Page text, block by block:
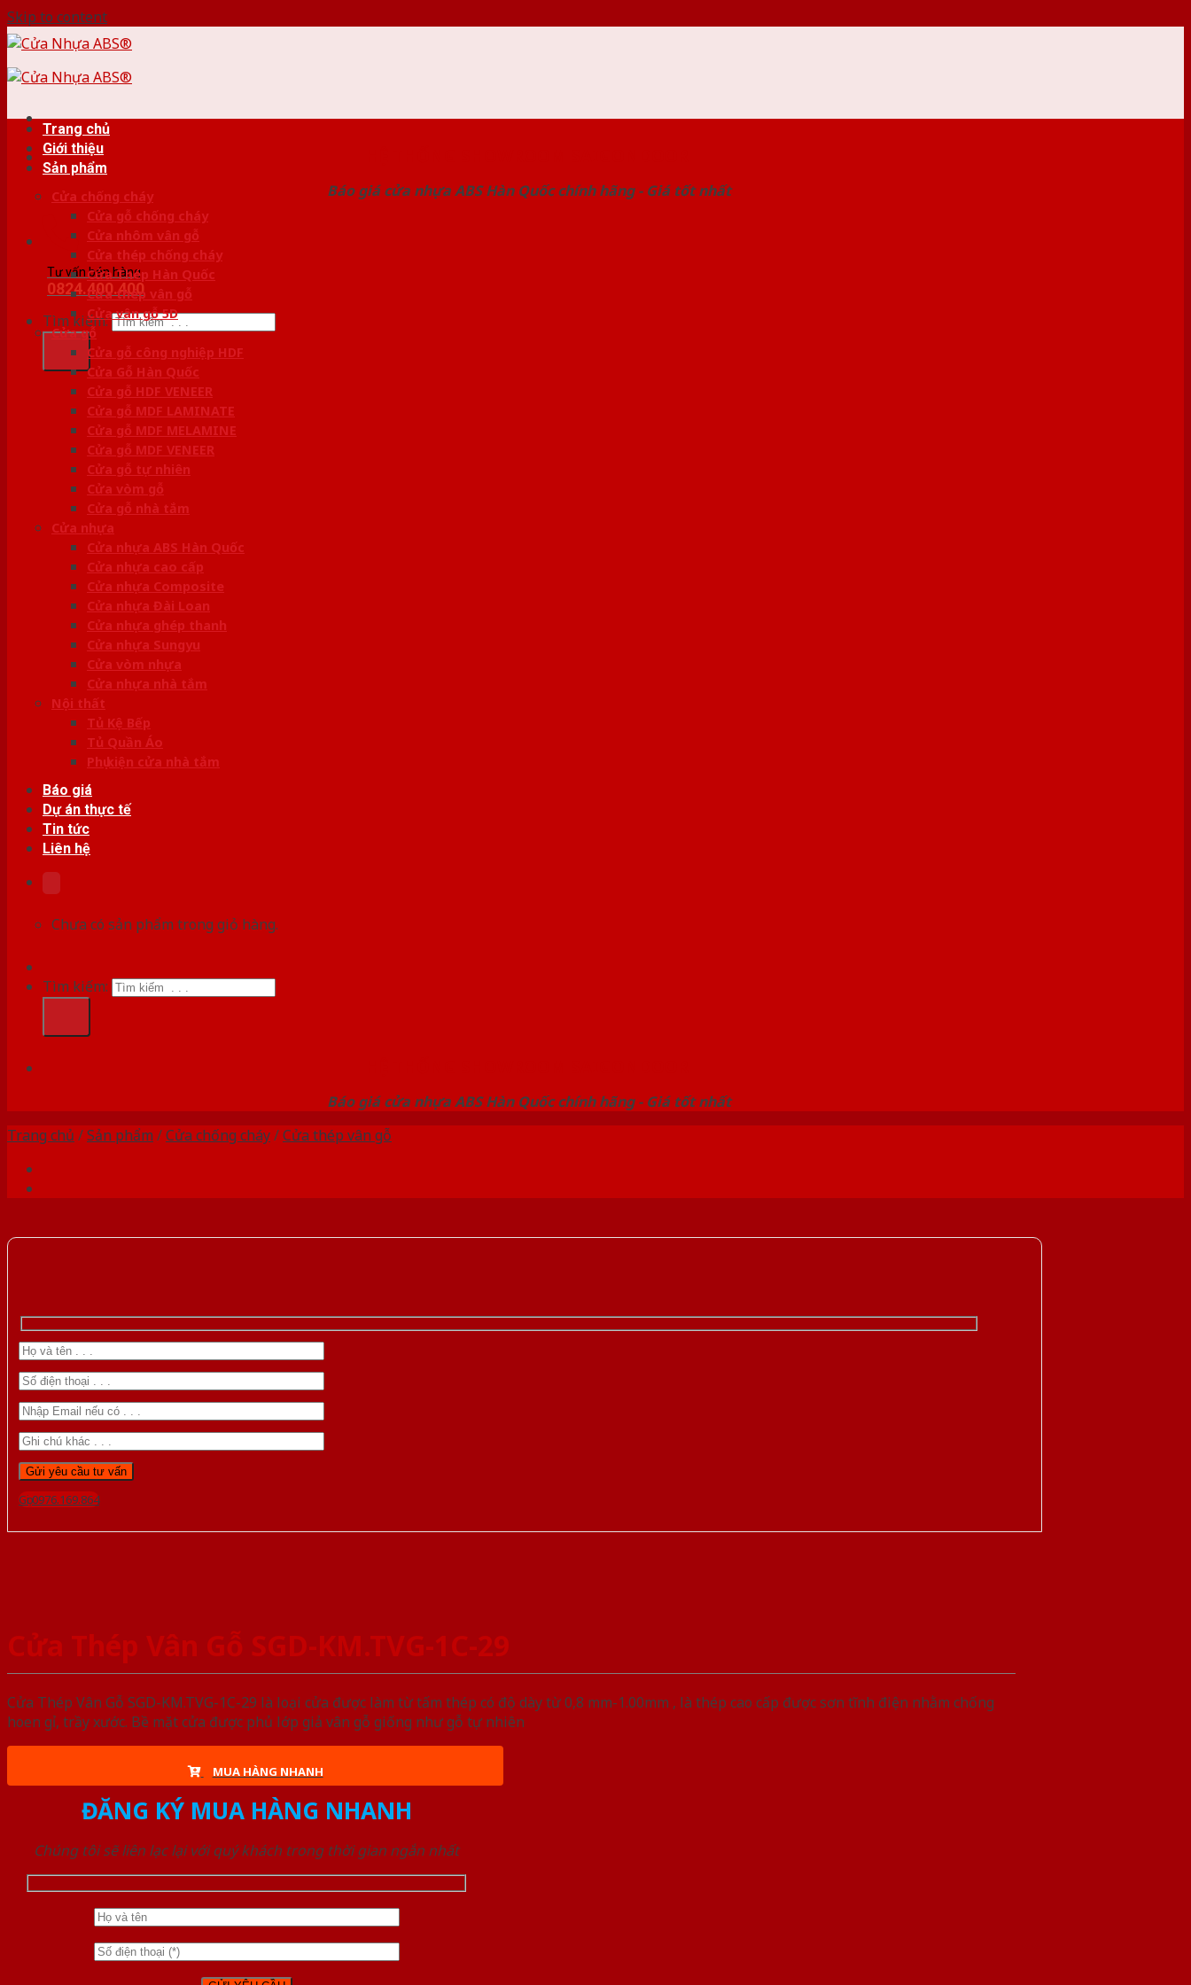
Skip to content
Báo giá cửa nhựa ABS Hàn Quốc chính hãng - Giá tốt nhất
Tư vấn bán hàng
0824.400.400
Tìm kiếm:
Trang chủ
Giới thiệu
Sản phẩm
Cửa chống cháy
Cửa gỗ chống cháy
Cửa nhôm vân gỗ
Cửa thép chống cháy
Cửa Thép Hàn Quốc
Cửa thép vân gỗ
Cửa vân gỗ 5D
Cửa gỗ
Cửa gỗ công nghiệp HDF
Cửa Gỗ Hàn Quốc
Cửa gỗ HDF VENEER
Cửa gỗ MDF LAMINATE
Cửa gỗ MDF MELAMINE
Cửa gỗ MDF VENEER
Cửa gỗ tự nhiên
Cửa vòm gỗ
Cửa gỗ nhà tắm
Cửa nhựa
Cửa nhựa ABS Hàn Quốc
Cửa nhựa cao cấp
Cửa nhựa Composite
Cửa nhựa Đài Loan
Cửa nhựa ghép thanh
Cửa nhựa Sungyu
Cửa vòm nhựa
Cửa nhựa nhà tắm
Nội thất
Tủ Kệ Bếp
Tủ Quần Áo
Phụ kiện cửa nhà tắm
Báo giá
Dự án thực tế
Tin tức
Liên hệ
Chưa có sản phẩm trong giỏ hàng.
Tìm kiếm:
Báo giá cửa nhựa ABS Hàn Quốc chính hãng - Giá tốt nhất
Trang chủ /Sản phẩm /Cửa chống cháy/Cửa thép vân gỗ
Gọi 0976.169.864
Cửa Thép Vân Gỗ SGD-KM.TVG-1C-29
Cửa Thép Vân Gỗ SGD-KM.TVG-1C-29 là loại cửa được làm từ tấm thép có độ dày từ 0,8 mm-1.00mm , là thép cao cấp được sơn tĩnh điện nhằm chống
hoen gỉ, trầy xước. Bề mặt cửa được phủ lớp giả vân gỗ giống như gỗ tự nhiên
MUA HÀNG NHANH
ĐĂNG KÝ MUA HÀNG NHANH
Chúng tôi sẽ liên lạc lại với quý khách trong thời gian ngắn nhất